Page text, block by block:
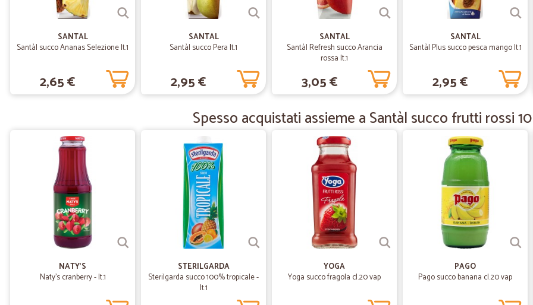
Ottimo servizio
Ho avuto necessità di parlare
comprensivo Chiaramente i
Ciro N.
Ottimi prodotti, buon prezzo, ma
—
Tutto secondo le
Tutto secondo le aspettative....
— Rosario F.
Puntuali e precisi
Puntuali e precisi
SANTAL
Santàl succo Ananas Selezione lt.1
2,65 €
SANTAL
Santàl succo Pera lt.1
2,95 €
SANTAL
Santàl Refresh succo Arancia
rossa lt.1
3,05 €
SANTAL
Santàl Plus succo pesca mango lt.1
2,95 €
Spesso acquistati assieme a Santàl succo frutti rossi
NATY'S
Naty's cranberry - lt.1
STERILGARDA
Sterilgarda succo 100% tropicale -
lt.1
YOGA
Yoga succo fragola cl.20 vap
PAGO
Pago succo banana cl.20 vap